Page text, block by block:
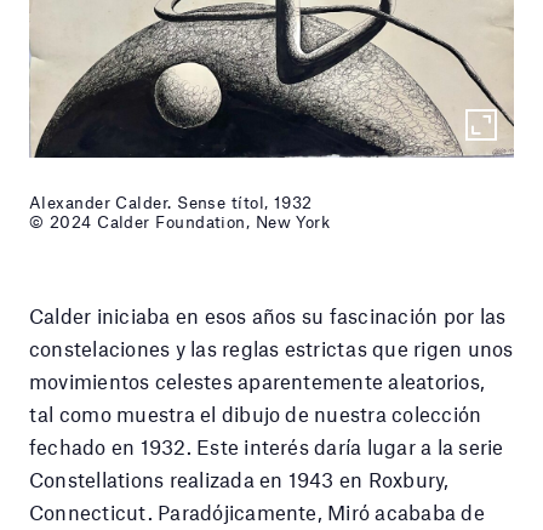
Alexander Calder. Sense títol, 1932
© 2024 Calder Foundation, New York
Calder iniciaba en esos años su fascinación por las
constelaciones y las reglas estrictas que rigen unos
movimientos celestes aparentemente aleatorios,
tal como muestra el dibujo de nuestra colección
fechado en 1932. Este interés daría lugar a la serie
Constellations realizada en 1943 en Roxbury,
Connecticut. Paradójicamente, Miró acababa de